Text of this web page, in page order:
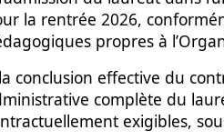
la rentrée 2026,
propres à
conclusion effective du
complète du
exigibles,